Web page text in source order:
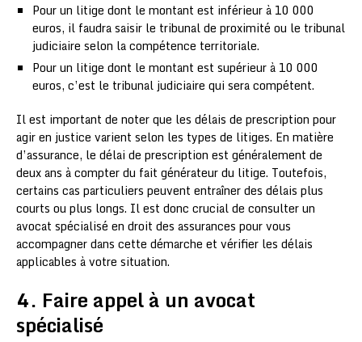
Pour un litige dont le montant est inférieur à 10 000
euros, il faudra saisir le tribunal de proximité ou le tribunal
judiciaire selon la compétence territoriale.
Pour un litige dont le montant est supérieur à 10 000
euros, c’est le tribunal judiciaire qui sera compétent.
Il est important de noter que les délais de prescription pour
agir en justice varient selon les types de litiges. En matière
d’assurance, le délai de prescription est généralement de
deux ans à compter du fait générateur du litige. Toutefois,
certains cas particuliers peuvent entraîner des délais plus
courts ou plus longs. Il est donc crucial de consulter un
avocat spécialisé en droit des assurances pour vous
accompagner dans cette démarche et vérifier les délais
applicables à votre situation.
4. Faire appel à un avocat
spécialisé